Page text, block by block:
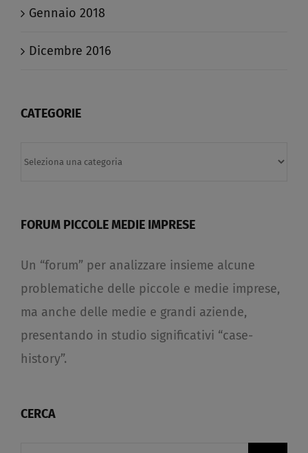
Gennaio 2018
Dicembre 2016
CATEGORIE
FORUM PICCOLE MEDIE IMPRESE
Un “forum” per analizzare insieme alcune
problematiche delle piccole e medie imprese,
ma anche delle medie e grandi aziende,
presentando in studio significativi “case-
history”.
CERCA